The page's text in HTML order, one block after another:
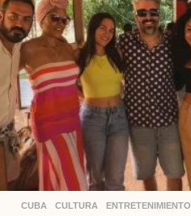
CUBA ,CULTURA ,ENTRETENIMIENTO